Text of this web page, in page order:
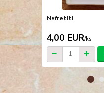
Nefretiti
4,00 EUR/ks